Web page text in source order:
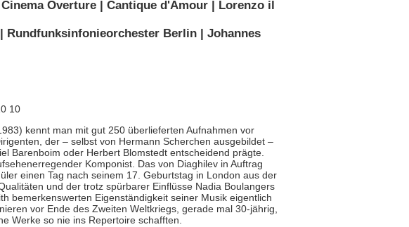
Overture | Cantique d'Amour | Lorenzo il
Rundfunksinfonieorchester Berlin | Johannes
10
kennt man mit gut 250 überlieferten Aufnahmen vor
der – selbst von Hermann Scherchen ausgebildet –
Barenboim oder Herbert Blomstedt entscheidend prägte.
Komponist. Das von Diaghilev in Auftrag
einen Tag nach seinem 17. Geburtstag in London aus der
und der trotz spürbarer Einflüsse Nadia Boulangers
bemerkenswerten Eigenständigkeit seiner Musik eigentlich
vor Ende des Zweiten Weltkriegs, gerade mal 30-jährig,
Werke so nie ins Repertoire schafften.